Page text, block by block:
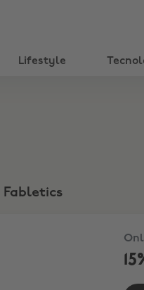
Lifestyle
Fabletics